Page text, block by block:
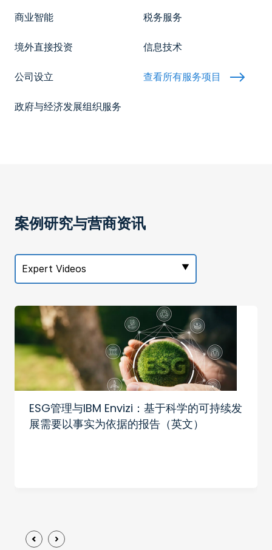
商业智能
境外直接投资
公司设立
政府与经济发展组织服务
税务服务
信息技术
查看所有服务项目
案例研究与营商资讯
Expert Videos
ESG管理与IBM Envizi：基于科学的可持续发
展需要以事实为依据的报告（英文）